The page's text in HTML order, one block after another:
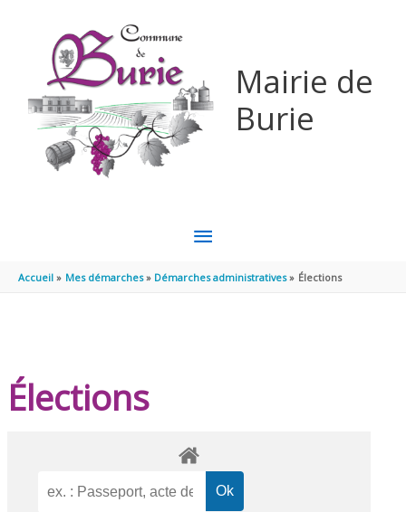
Mairie de
Burie
MENU
PRINCIPAL
Accueil Mes démarches Démarches administratives Élections
Élections